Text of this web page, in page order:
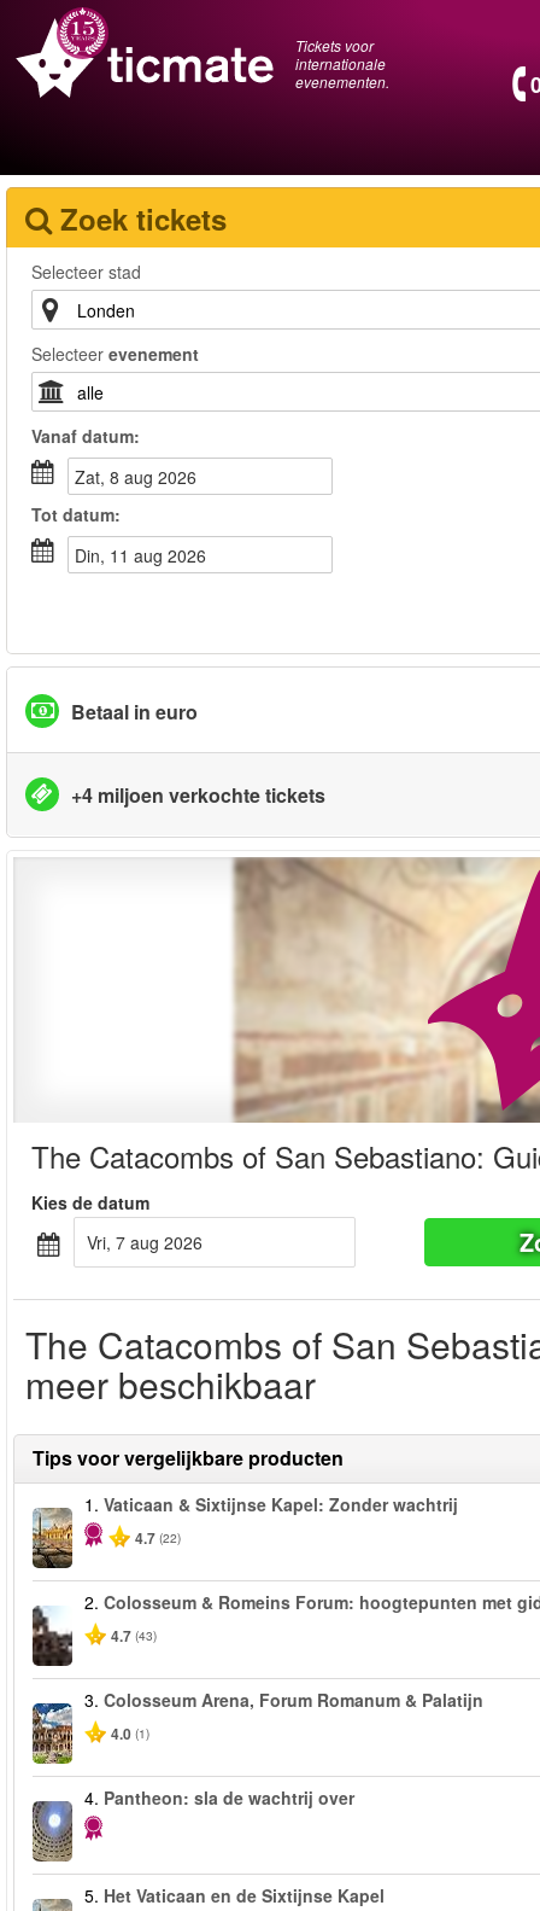
Tickets voor
internationale
evenementen.
Zoek tickets
Selecteer stad
Selecteer evenement
Vanaf datum:
zat, 8 aug 2026
Tot datum:
din, 11 aug 2026
Betaal in euro
+4 miljoen verkochte tickets
The Catacombs of San Sebastiano:
Kies de datum
vri, 7 aug 2026
The Catacombs of San
meer beschikbaar
Tips voor vergelijkbare producten
1. Vaticaan & Sixtijnse Kapel: Zonder wachtrij
4.7 (22)
2. Colosseum & Romeins Forum: hoogtepunten met
4.7 (43)
3. Colosseum Arena, Forum Romanum & Palatijn
4.0 (1)
4. Pantheon: sla de wachtrij over
5. Het Vaticaan en de Sixtijnse Kapel